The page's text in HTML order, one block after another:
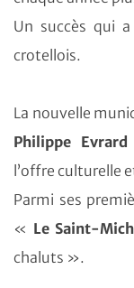
Un succès qui
crotellois.
La nouvelle
Philippe Evrard
l’offre culturelle
Parmi ses
« Le Saint-
chaluts ».